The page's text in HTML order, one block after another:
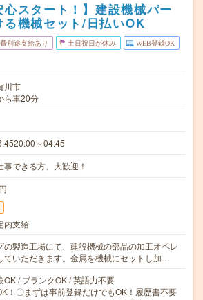
心スタート！】建設機械パー
る機械セット/日払いOK
別途支給あり 土日祝日が休み WEB登録OK
川市
ら車20分
～04:45
事できる方、大歓迎！
内支給
の製造工場にて、建設機械の部品の加工オペレ
ていただきます。金属を機械にセットし加…
OK / ブランクOK / 英語力不要
！〇まずは事前登録だけでもOK！履歴書不要